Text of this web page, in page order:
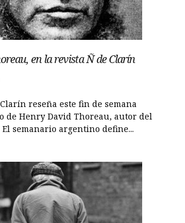
en la revista Ñ de Clarín
reseña este fin de semana
de Henry David Thoreau, autor del
semanario argentino define...